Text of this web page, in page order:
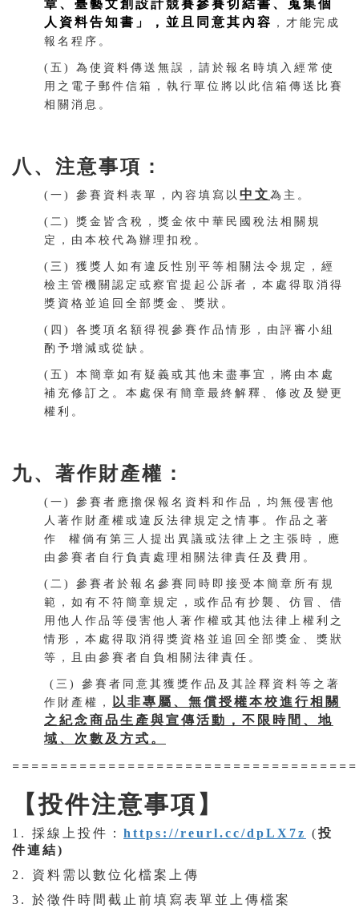
章、臺藝文創設計競賽參賽切結書、蒐集個
人資料告知書」，並且同意其內容 ，才能完成
報名程序。
(五) 為使資料傳送無誤，請於報名時填入經常使
用之電子郵件信箱，執行單位將以此信箱傳送比賽
相關消息。
八、注意事項：
(一) 參賽資料表單，內容填寫以 中文 為主。
(二) 獎金皆含稅，獎金依中華民國稅法相關規
定，由本校代為辦理扣稅。
(三) 獲獎人如有違反性別平等相關法令規定，經
檢主管機關認定或察官提起公訴者，本處得取消得
獎資格並追回全部獎金、獎狀。
(四) 各獎項名額得視參賽作品情形，由評審小組
酌予增減或從缺。
(五) 本簡章如有疑義或其他未盡事宜，將由本處
補充修訂之。本處保有簡章最終解釋、修改及變更
權利。
九、著作財產權：
(一) 參賽者應擔保報名資料和作品，均無侵害他
人著作財產權或違反法律規定之情事。作品之著
作 權倘有第三人提出異議或法律上之主張時，應
由參賽者自行負責處理相關法律責任及費用。
(二) 參賽者於報名參賽同時即接受本簡章所有規
範，如有不符簡章規定，或作品有抄襲、仿冒、借
用他人作品等侵害他人著作權或其他法律上權利之
情形，本處得取消得獎資格並追回全部獎金、獎狀
等，且由參賽者自負相關法律責任。
(三) 參賽者同意其獲獎作品及其詮釋資料等之著
作財產權，
以非專屬、無償授權本校進行相關
之紀念商品生產與宣傳活動，不限時間、地
域、次數及方式。
【投件注意事項】
1. 採線上投件： https://reurl.cc/dpLX7z (投
件連結)
2. 資料需以數位化檔案上傳
3. 於徵件時間截止前填寫表單並上傳檔案